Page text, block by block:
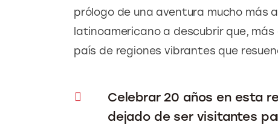
prólogo de una aventura mucho más
latinoamericano a descubrir que,
país de regiones vibrantes que
Celebrar 20 años en esta
dejado de ser visitantes